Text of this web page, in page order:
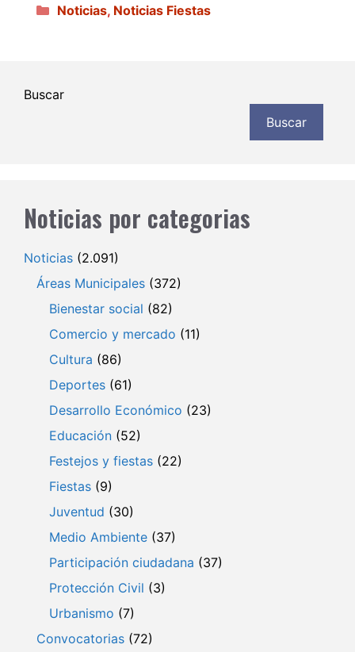
Categorías
Noticias, Noticias Fiestas
Buscar
Buscar
Noticias por categorias
Noticias (2.091)
Áreas Municipales (372)
Bienestar social (82)
Comercio y mercado (11)
Cultura (86)
Deportes (61)
Desarrollo Económico (23)
Educación (52)
Festejos y fiestas (22)
Fiestas (9)
Juventud (30)
Medio Ambiente (37)
Participación ciudadana (37)
Protección Civil (3)
Urbanismo (7)
Convocatorias (72)